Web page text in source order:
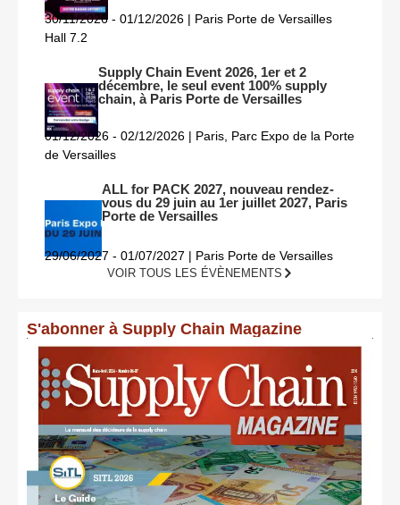
30/11/2026 - 01/12/2026 | Paris Porte de Versailles
Hall 7.2
Supply Chain Event 2026, 1er et 2
décembre, le seul event 100% supply
chain, à Paris Porte de Versailles
01/12/2026 - 02/12/2026 | Paris, Parc Expo de la Porte
de Versailles
ALL for PACK 2027, nouveau rendez-
vous du 29 juin au 1er juillet 2027, Paris
Porte de Versailles
29/06/2027 - 01/07/2027 | Paris Porte de Versailles
VOIR TOUS LES ÉVÈNEMENTS
S'abonner à Supply Chain Magazine